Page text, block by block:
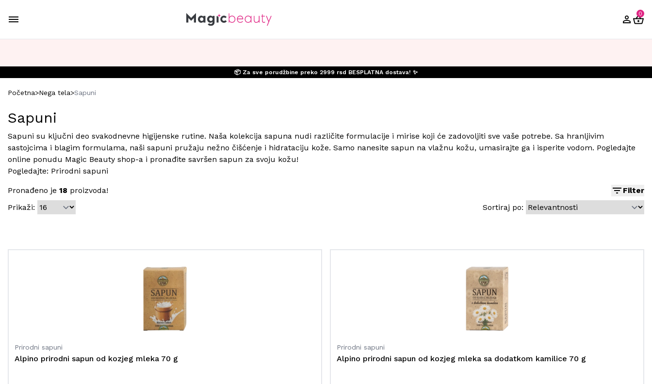
0
📦 Za sve porudžbine preko 2999 rsd BESPLATNA dostava! ✨
Početna>Nega tela>Sapuni
Sapuni
Sapuni su ključni deo svakodnevne higijenske rutine. Naša kolekcija sapuna nudi različite formulacije i mirise koji će zadovoljiti sve vaše potrebe. Sa hranljivim
sastojcima i blagim formulama, naši sapuni pružaju nežno čišćenje i hidrataciju kože. Samo nanesite sapun na vlažnu kožu, umasirajte ga i isperite vodom. Pogledajte
online ponudu Magic Beauty shop-a i pronađite savršen sapun za svoju kožu!
Pogledajte: Prirodni sapuni
Pronađeno je 18 proizvoda!
Filter
Prikaži:
Sortiraj po:
Prirodni sapuni
Alpino prirodni sapun od kozjeg mleka 70 g
Prirodni sapuni
Alpino prirodni sapun od kozjeg mleka sa dodatkom kamilice 70 g